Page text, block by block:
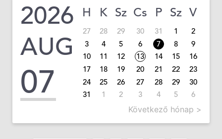
2026
AUG
07
H K Sz Cs P Sz V
27 28 29 30 31 1
2
3
4 5 6 7 8
9
10
11 12 13 14 15
16
17
18 19 20 21 22
23
24
25 26 27 28 29
30
31
1 2 3 4 5 6
Következő hónap >